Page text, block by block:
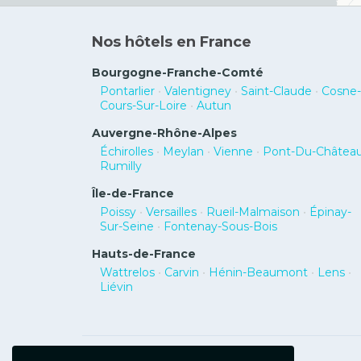
Nos hôtels en France
Bourgogne-Franche-Comté
Pontarlier • Valentigney • Saint-Claude • Cosne-
Cours-Sur-Loire • Autun
Auvergne-Rhône-Alpes
Échirolles • Meylan • Vienne • Pont-Du-
Rumilly
Île-de-France
Poissy • Versailles • Rueil-Malmaison • Épinay-
Sur-Seine • Fontenay-Sous-Bois
Hauts-de-France
Wattrelos • Carvin • Hénin-Beaumont • Lens •
Liévin